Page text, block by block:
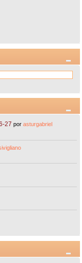
27 porasturgabriel